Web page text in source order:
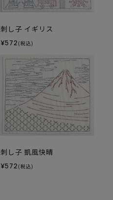
刺し子 イギリス
¥572 (税込)
刺し子 凱風快晴
¥572 (税込)